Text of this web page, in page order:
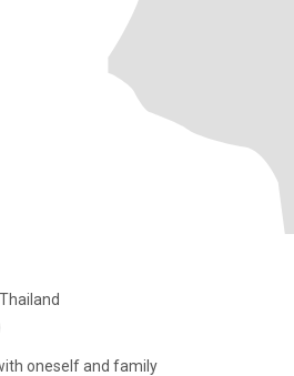
oneself and family